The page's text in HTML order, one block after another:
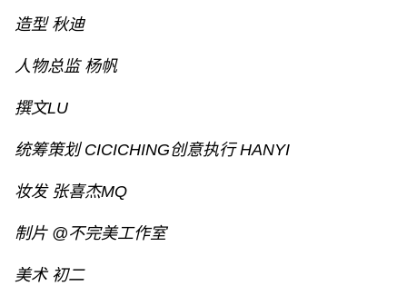
造型 秋迪
人物总监 杨帆
撰文LU
统筹策划 CICICHING创意执行 HANYI
妆发 张喜杰MQ
制片 @不完美工作室
美术 初二